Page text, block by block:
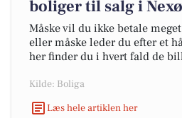
boliger til salg i
Måske vil du ikke betale
eller måske leder du efter et
her finder du i hvert fald de
Kilde: Boliga
Læs hele artiklen her